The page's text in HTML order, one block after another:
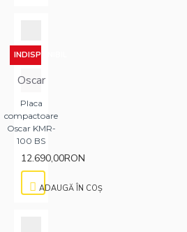
INDISPONIBIL
Oscar
Placa
compactoare
Oscar KMR-
100 BS
12.690,00RON
ADAUGĂ ÎN COŞ